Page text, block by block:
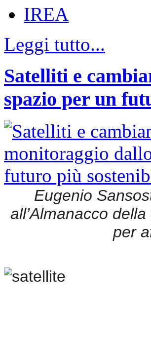
IREA
Leggi tutto...
Satelliti e
spazio per un
Eugenio
all’Almanacco
per